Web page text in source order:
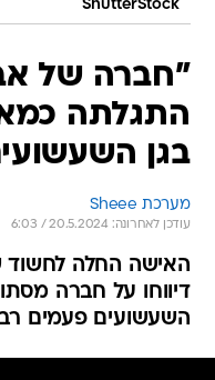
ShutterStock
"חברה של
התגלתה
בגן
מערכת Sheee
עודכן לאחרונה: 20.5.2024 / 6:03
האישה החלה לחשוד
דיווחו על חברה
השעשועים פעמים